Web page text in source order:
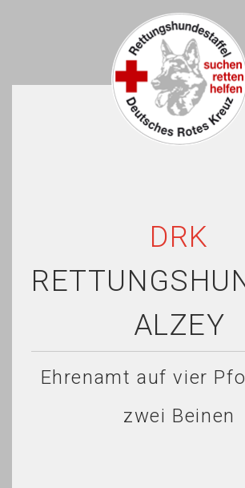
DRK
ALZEY
Ehrenamt auf vier
zwei Beinen